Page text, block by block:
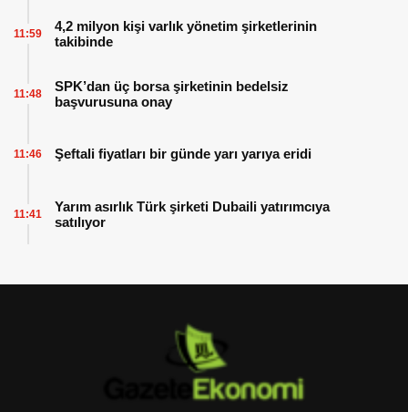
4,2 milyon kişi varlık yönetim şirketlerinin
takibinde
11:59
SPK’dan üç borsa şirketinin bedelsiz
başvurusuna onay
11:48
Şeftali fiyatları bir günde yarı yarıya eridi
11:46
Yarım asırlık Türk şirketi Dubaili yatırımcıya
satılıyor
11:41